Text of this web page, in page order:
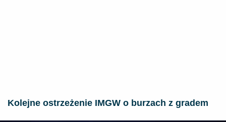
Kolejne ostrzeżenie IMGW o burzach z gradem